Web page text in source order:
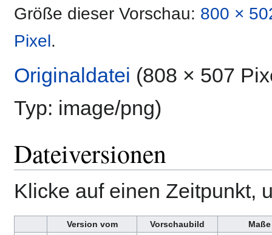
Größe dieser Vorschau: 800 ×
Pixel.
Originaldatei (808 × 507
Typ: image/png)
Dateiversionen
Klicke auf einen Zeitpunkt,
Version vom Vorschaubild
Maße